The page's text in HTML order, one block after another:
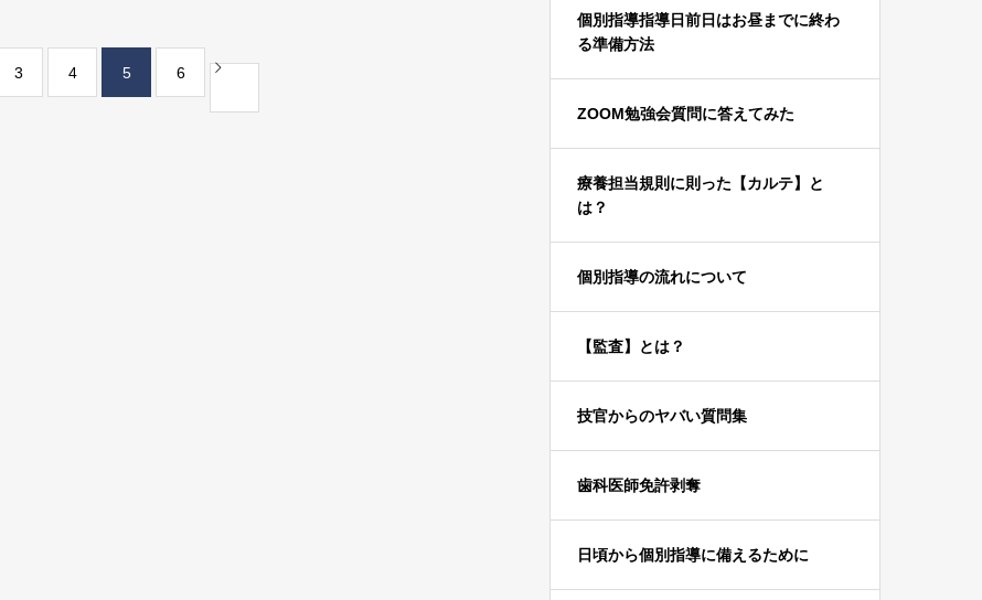
3 4 5 6
個別指導指導日前日はお昼までに終わ
る準備方法
ZOOM勉強会質問に答えてみた
療養担当規則に則った【カルテ】と
は？
個別指導の流れについて
【監査】とは？
技官からのヤバい質問集
歯科医師免許剥奪
日頃から個別指導に備えるために